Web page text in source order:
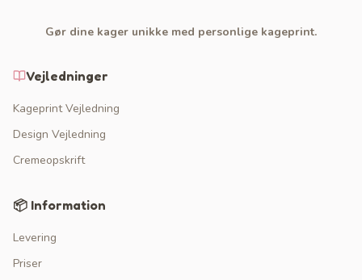
Gør dine kager unikke med personlige kageprint.
Vejledninger
Kageprint Vejledning
Design Vejledning
Cremeopskrift
📦 Information
Levering
Priser